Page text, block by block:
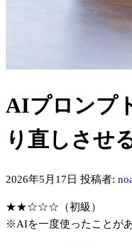
AIプロンプ
り直しさせ
2026年5月17日 投稿者:
★★☆☆☆（初級）
※AIを一度使ったことが